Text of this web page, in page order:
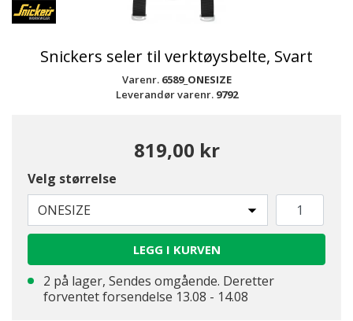
Snickers seler til verktøysbelte, Svart
Varenr. 6589_ONESIZE
Leverandør varenr. 9792
819,00 kr
Velg størrelse
ONESIZE
LEGG I KURVEN
2 på lager, Sendes omgående. Deretter
forventet forsendelse 13.08 - 14.08